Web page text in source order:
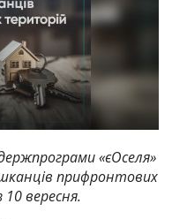
«єОселя»
прифронтових
вересня.